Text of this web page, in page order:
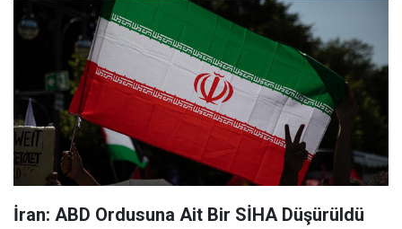
İran: ABD Ordusuna Ait Bir SİHA Düşürüldü